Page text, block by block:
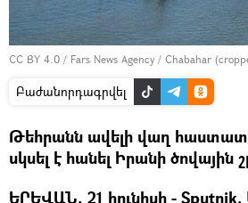
CC BY 4.0 / Fars News Agency / Chabahar
Բաժանորդագրվել
Թեհրանն ավելի վաղ
սկսել է հանել Իրանի ծովային
ԵՐԵՎԱՆ, 21 հունիսի - Sputnik.